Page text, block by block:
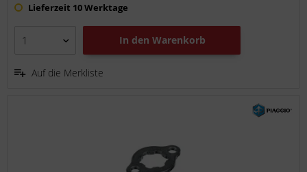
Lieferzeit 10 Werktage
In den Warenkorb
Auf die Merkliste